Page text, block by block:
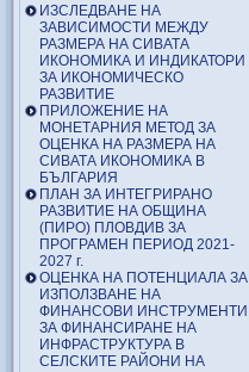
ИЗСЛЕДВАНЕ НА
ЗАВИСИМОСТИ МЕЖДУ
РАЗМЕРА НА СИВАТА
ИКОНОМИКА И ИНДИКАТОРИ
ЗА ИКОНОМИЧЕСКО
РАЗВИТИЕ
ПРИЛОЖЕНИЕ НА
МОНЕТАРНИЯ МЕТОД ЗА
ОЦЕНКА НА РАЗМЕРА НА
СИВАТА ИКОНОМИКА В
БЪЛГАРИЯ
ПЛАН ЗА ИНТЕГРИРАНО
РАЗВИТИЕ НА ОБЩИНА
(ПИРО) ПЛОВДИВ ЗА
ПРОГРАМЕН ПЕРИОД 2021-
2027 г.
ОЦЕНКА НА ПОТЕНЦИАЛА ЗА
ИЗПОЛЗВАНЕ НА
ФИНАНСОВИ ИНСТРУМЕНТИ
ЗА ФИНАНСИРАНЕ НА
ИНФРАСТРУКТУРА В
СЕЛСКИТЕ РАЙОНИ НА